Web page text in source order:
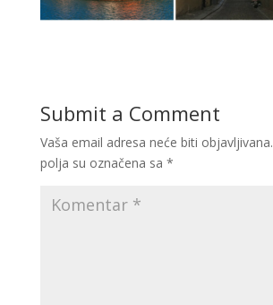
Submit a Comment
Vaša email adresa neće biti objavljivana.
polja su označena sa *